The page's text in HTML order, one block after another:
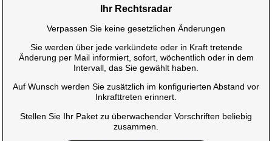
Ihr Rechtsradar
Verpassen Sie keine gesetzlichen Änderungen
Sie werden über jede verkündete oder in Kraft tretende
Änderung per Mail informiert, sofort, wöchentlich oder in dem
Intervall, das Sie gewählt haben.
Auf Wunsch werden Sie zusätzlich im konfigurierten Abstand vor
Inkrafttreten erinnert.
Stellen Sie Ihr Paket zu überwachender Vorschriften beliebig
zusammen.